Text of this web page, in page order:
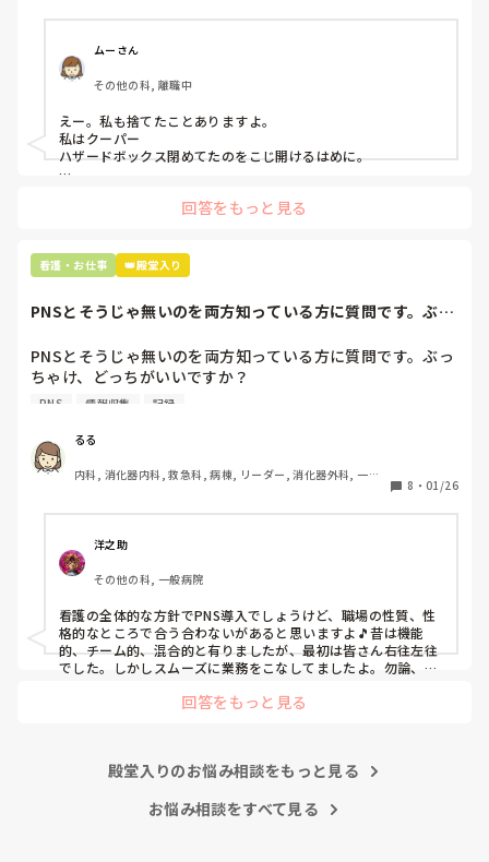
プリセプターに
「普通鑷子捨てる！？明らかに使い捨てて良いような安物じ
ゃないよね？」
「そんなミスした新人、あなたが初めてだよ」
と言われました。。
たしかに、よくよく考えてみれば
手術室で使った物品も全部滅菌して使いまわすし、
なんで頭回らなかったんだろう😭
市長さんは、
患者さんに迷惑かけたわけじゃないから大丈夫、
自分が情けなくて情けなくて😭
こんなバカな私をせめて笑い飛ばしてください笑
ムーさん
その他の科, 離職中
えー。私も捨てたことありますよ。
私はクーパー
ハザードボックス閉めてたのをこじ開けるはめに。
に出しちゃったり。(これは問題か💦)
回答をもっと見る
看護・お仕事 👑殿堂入り
PNSとそうじゃ無いのを両方知っている方に質問です。ぶっ
PNSとそうじゃ無いのを両方知っている方に質問です。ぶっ
ちゃけ、どっちがいいですか？
後、PNSを廃止しました。
私は、そのPNSを廃止した病棟からまだPNSをやっている病
棟に9月に異動してきました。
じざるを得ませんでした。
色々な病棟に入院したことのある患者さんも、「(私が異動
する前の病棟の方が)新人が患者から見てもよく動けてた
よ」と言っていました。
現病棟はPNSだけれども、結局は忙しくて、新人の面倒を見
てられず、清潔ケアや単純に点滴を繋げてくるなど、簡単な
仕事しか新人にさせていませんでした。PNSを廃止した病棟
では、イベントは必ずと言っていいほど新人に担当させて、
ることがどんどん増えていったと思っています。
朝の情報収集にも時間がかかり、結果、患者のことがわから
の意味があるのか疑問です。
PNS 情報収集 記録
るる
内科, 消化器内科, 救急科, 病棟, リーダー, 消化器外科, 一般
8 ・ 01/26
洋之助
その他の科, 一般病院
看護の全体的な方針でPNS導入でしょうけど、職場の性質、性
格的なところで合う合わないがあると思いますよ🎵昔は機能
的、チーム的、混合的と有りましたが、最初は皆さん右往左往
でした。しかしスムーズに業務をこなしてましたよ。勿論、指
と意見交換を行うべきと思いますよ🎵それに人手が足りないの
の向き合い方になると思いますよ🎵僕は昔の人間なので、昔は
いと思います。昔は患者様、スタッフ全員に目を配れる人が沢
回答をもっと見る
殿堂入りのお悩み相談をもっと見る
お悩み相談をすべて見る